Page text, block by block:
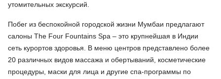
утомительных экскурсий.
Побег из беспокойной городской жизни Мумбаи предлагают
салоны The Four Fountains Spa – это крупнейшая в Индии
сеть курортов здоровья. В меню центров представлено более
20 различных видов массажа и обертываний, косметические
процедуры, маски для лица и другие спа-программы по